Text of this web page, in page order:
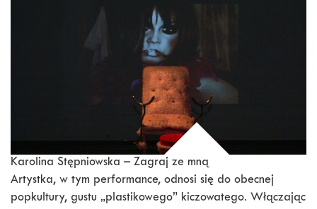
Karolina Stępniowska – Zagraj ze mną
Artystka, w tym performance, odnosi się do obecnej
popkultury, gustu „plastikowego” kiczowatego. Włączając